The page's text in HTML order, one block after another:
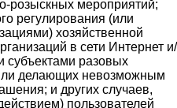
розыскных мероприятий;
регулирования (или
хозяйственной
в сети Интернет и/
субъектами разовых
делающих невозможным
и других случаев,
пользователей